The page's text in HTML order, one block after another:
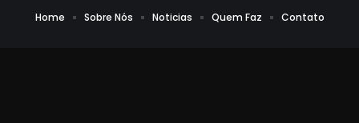
Home Sobre Nós Noticias Quem Faz Contato